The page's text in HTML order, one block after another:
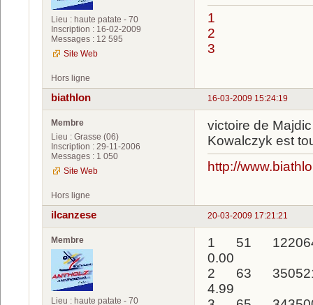
Lieu : haute patate - 70
Inscription : 16-02-2009
Messages : 12 595
Site Web
1
2
3
Hors ligne
16-03-2009 15:24:19
biathlon
Membre
Lieu : Grasse (06)
Inscription : 29-11-2006
Messages : 1 050
Site Web
victoire de
Kowalczyk est
http://
Hors ligne
20-03-2009 17:21:21
ilcanzese
Membre
Lieu : haute patate - 70
1 51
0.00
2 63
4.99